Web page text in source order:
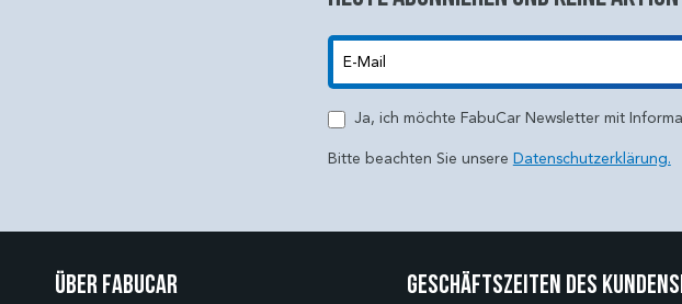
Ja, ich möchte FabuCar Newsletter mit
Bitte beachten Sie unsere Datenschutzerklärung.
Über Fabucar Geschäftszeiten des